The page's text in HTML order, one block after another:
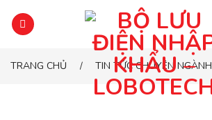
đến
nộiTRANG CHỦ / TIN TỨC CHUYÊN NGÀNH